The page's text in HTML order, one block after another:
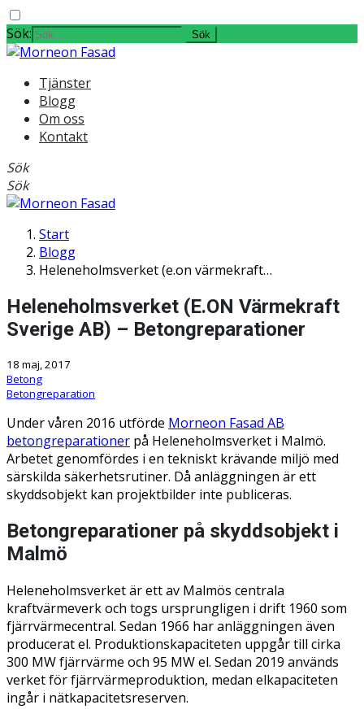
Sök:
Tjänster
Blogg
Om oss
Kontakt
Sök
Sök
Start
Blogg
Heleneholmsverket (e.on värmekraft…
Heleneholmsverket (E.ON Värmekraft
Sverige AB) – Betongreparationer
18 maj, 2017
Betong
Betongreparation
Under våren 2016 utförde Morneon Fasad AB
betongreparationer på Heleneholmsverket i Malmö.
Arbetet genomfördes i en tekniskt krävande miljö med
särskilda säkerhetsrutiner. Då anläggningen är ett
skyddsobjekt kan projektbilder inte publiceras.
Betongreparationer på skyddsobjekt i
Malmö
Heleneholmsverket är ett av Malmös centrala
kraftvärmeverk och togs ursprungligen i drift 1960 som
fjärrvärmecentral. Sedan 1966 har anläggningen även
producerat el. Produktionskapaciteten uppgår till cirka
300 MW fjärrvärme och 95 MW el. Sedan 2019 används
verket för fjärrvärmeproduktion, medan elkapaciteten
ingår i nätkapacitetsreserven.